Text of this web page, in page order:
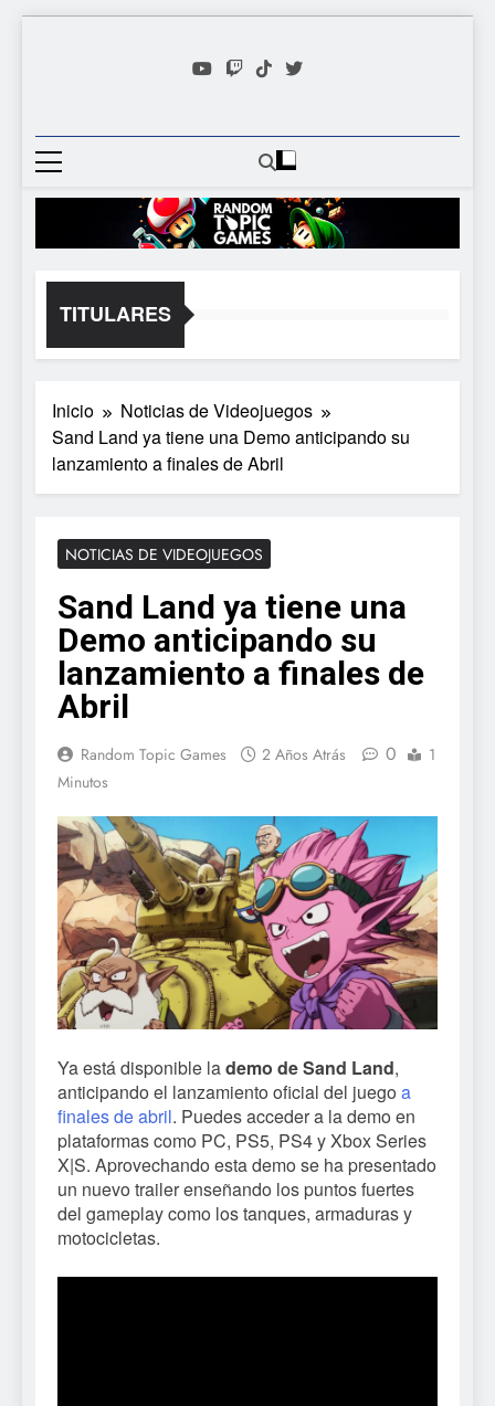
Random
Games
Videojuego Favorito
TITULARES
Inicio
Noticias de Videojuegos
Sand Land ya tiene una Demo anticipando su
lanzamiento a finales de Abril
NOTICIAS DE VIDEOJUEGOS
Sand Land ya tiene una
Demo anticipando su
lanzamiento a finales de
Abril
Random Topic Games 2 Años Atrás 0
1
Minutos
Ya está disponible lademo de Sand Land,
anticipando el lanzamiento oficial del juego a
finales de abril. Puedes acceder a la demo en
plataformas como PC, PS5, PS4 y Xbox Series
X|S. Aprovechando esta demo se ha presentado
un nuevo trailer enseñando los puntos fuertes
del gameplay como los tanques, armaduras y
motocicletas.